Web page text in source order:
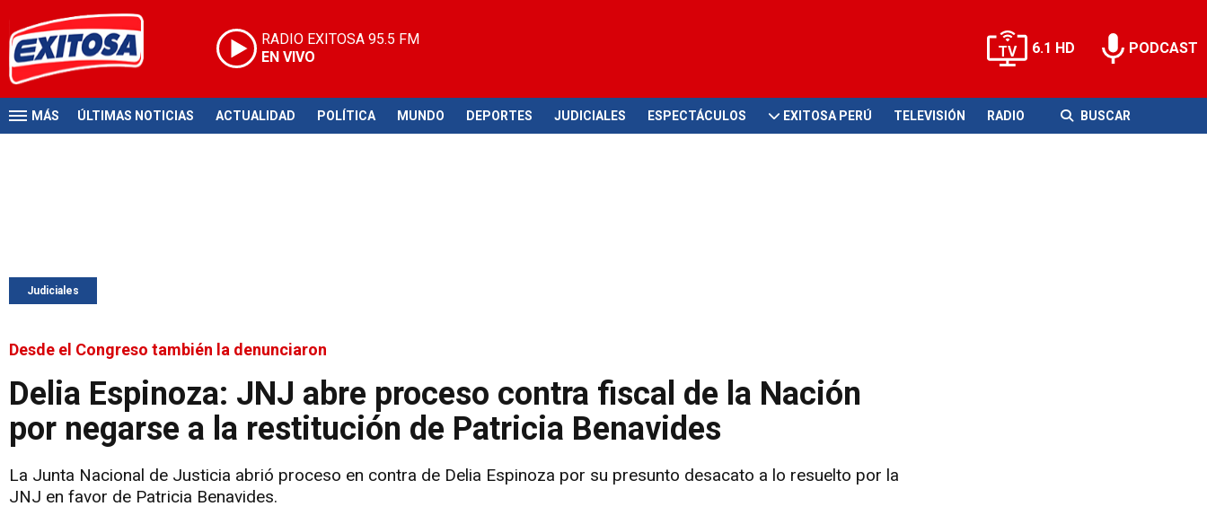
RADIO EXITOSA 95.5 FM
EN VIVO
6.1 HD PODCAST
MÁS ÚLTIMAS NOTICIAS ACTUALIDAD POLÍTICA MUNDO DEPORTES JUDICIALES ESPECTÁCULOS EXITOSA PERÚ TELEVISIÓN RADIO BUSCAR
Judiciales
Desde el Congreso también la denunciaron
Delia Espinoza: JNJ abre proceso contra fiscal de la Nación
por negarse a la restitución de Patricia Benavides
La Junta Nacional de Justicia abrió proceso en contra de Delia Espinoza por su presunto desacato a lo resuelto por la
JNJ en favor de Patricia Benavides.